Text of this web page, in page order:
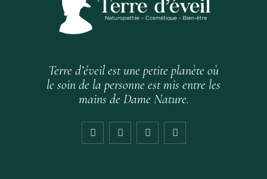
Terre d’éveil est une petite planète où
le soin de la personne est mis entre les
mains de Dame Nature.